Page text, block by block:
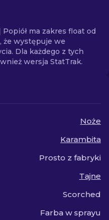
ma zakres float od
że występuje we
Dla każdego z tych
wersja StatTrak.
Noże
Karambita
Prosto z fabryki
Tajne
Scorched
Farba w sprayu